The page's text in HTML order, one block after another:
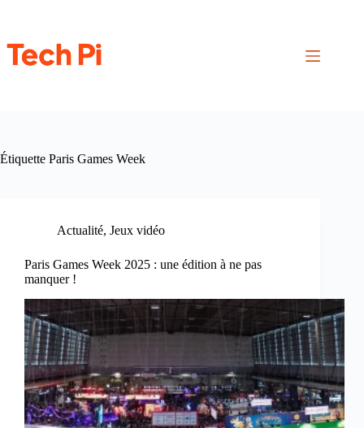
Étiquette Paris Games Week
Actualité, Jeux vidéo
Paris Games Week 2025 : une édition à ne pas
manquer !